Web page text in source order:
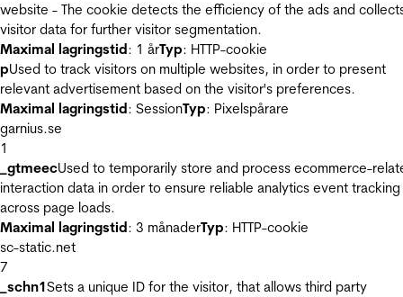
website - The cookie detects the efficiency of the ads and
visitor data for further visitor segmentation.
Maximal lagringstid: 1 årTyp: HTTP-cookie
pUsed to track visitors on multiple websites, in order to present
relevant advertisement based on the visitor's preferences.
Maximal lagringstid: SessionTyp: Pixelspårare
garnius.se
1
_gtmeecUsed to temporarily store and process ecommerce-
interaction data in order to ensure reliable analytics event tracking
across page loads.
Maximal lagringstid: 3 månaderTyp: HTTP-cookie
sc-static.net
7
_schn1Sets a unique ID for the visitor, that allows third party